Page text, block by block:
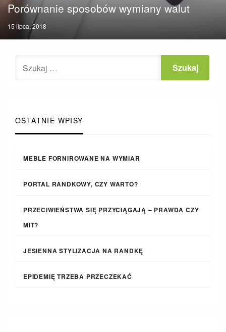
OSTATNIE WPISY
MEBLE FORNIROWANE NA WYMIAR
PORTAL RANDKOWY, CZY WARTO?
PRZECIWIEŃSTWA SIĘ PRZYCIĄGAJĄ – PRAWDA CZY
MIT?
JESIENNA STYLIZACJA NA RANDKĘ
EPIDEMIĘ TRZEBA PRZECZEKAĆ
Porównanie sposobów wymiany walut
Posted
on
15 lipca, 2018